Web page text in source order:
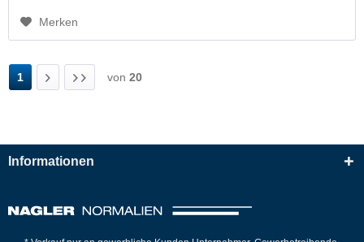
Merken
1 von 20
Informationen